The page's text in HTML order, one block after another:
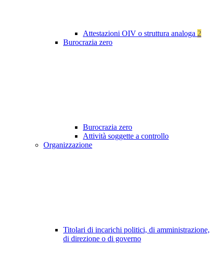
Attestazioni OIV o struttura analoga 2
Burocrazia zero
Burocrazia zero
Attività soggette a controllo
Organizzazione
Titolari di incarichi politici, di amministrazione,
di direzione o di governo